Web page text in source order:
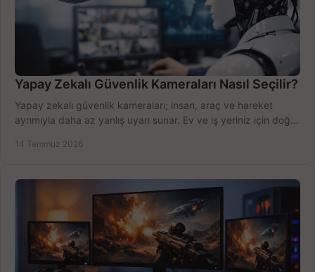
Yapay Zekalı Güvenlik Kameraları Nasıl Seçilir?
Yapay zekalı güvenlik kameraları; insan, araç ve hareket
ayrımıyla daha az yanlış uyarı sunar. Ev ve iş yeriniz için doğru
14 Temmuz 2026